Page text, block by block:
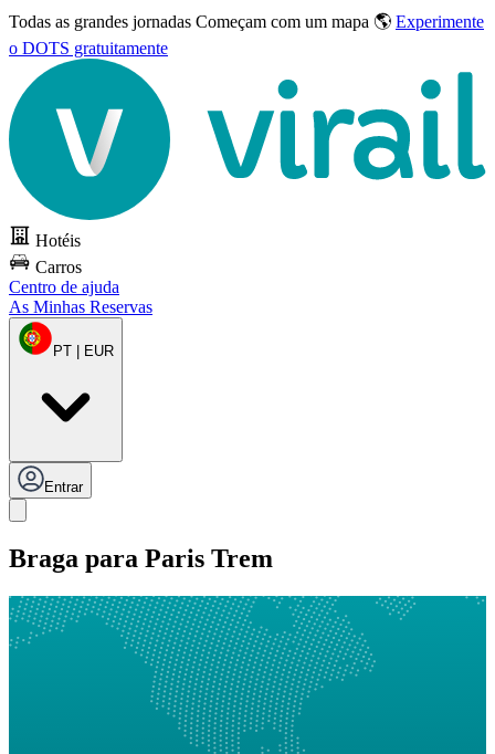
Todas as grandes jornadas Começam com um mapa 🌎 Experimente
o DOTS gratuitamente
Hotéis
Carros
Centro de ajuda
As Minhas Reservas
PT | EUR
Entrar
Braga para Paris Trem